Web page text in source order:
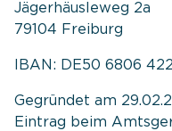
Jägerhäusleweg 2a
79104 Freiburg
IBAN: DE50 6806
Gegründet am
Eintrag beim